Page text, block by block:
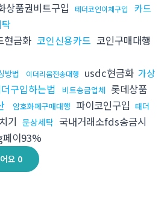
상품권비트구입 테더코인이체구입
카드
현금화 코인신용카드 코인구매대행
방법 이더리움전송대행 usdc현금화 가상
구입하는법 비트송금업체 롯데상품
암호화폐구매대행 파이코인구입 태더
기 문상세탁 국내거래소fds송금시
이93%
요 0